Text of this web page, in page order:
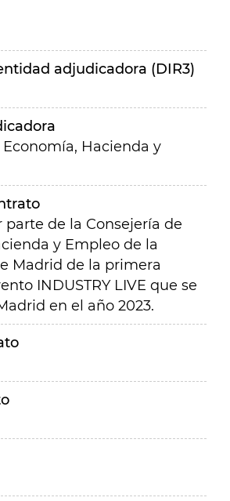
adjudicadora (DIR3)
Hacienda y
parte de la Consejería de
y Empleo de la
Madrid de la primera
INDUSTRY LIVE que se
en el año 2023.